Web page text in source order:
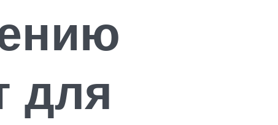
для